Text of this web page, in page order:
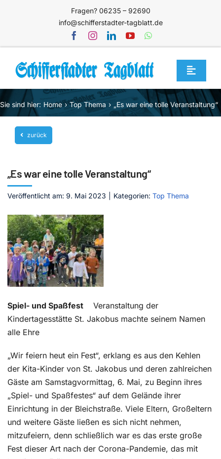
Fragen? 06235 – 92690
info@schifferstadter-tagblatt.de
Toggle
Home
Themen
Blog
Service
Mediathek
Jetzt abonnieren
Kontakt
Sie sind hier: Home Top Thema „Es war eine tolle Veranstaltung“
zurück
„Es war eine tolle Veranstaltung“
Veröffentlicht am: 9. Mai 2023 Kategorien: Top Thema
Spiel- und Spaßfest Veranstaltung der
Kindertagesstätte St. Jakobus machte seinem Namen
alle Ehre
„Wir feiern heut ein Fest“, erklang es aus den Kehlen
der Kita-Kinder von St. Jakobus und deren zahlreichen
Gäste am Samstagvormittag, 6. Mai, zu Beginn ihres
„Spiel- und Spaßfestes“ auf dem Gelände ihrer
Einrichtung in der Bleichstraße. Viele Eltern, Großeltern
und weitere Gäste ließen es sich nicht nehmen,
mitzufeiern, denn schließlich war es das erste große
Fest dieser Art nach der Corona-Pandemie, das mit